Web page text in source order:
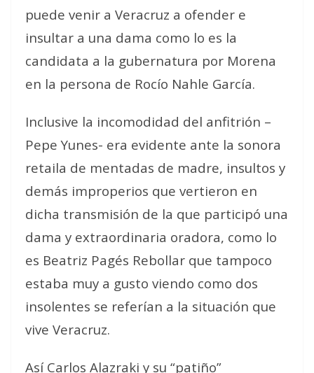
puede venir a Veracruz a ofender e
insultar a una dama como lo es la
candidata a la gubernatura por Morena
en la persona de Rocío Nahle García.
Inclusive la incomodidad del anfitrión –
Pepe Yunes- era evidente ante la sonora
retaila de mentadas de madre, insultos y
demás improperios que vertieron en
dicha transmisión de la que participó una
dama y extraordinaria oradora, como lo
es Beatriz Pagés Rebollar que tampoco
estaba muy a gusto viendo como dos
insolentes se referían a la situación que
vive Veracruz.
Así Carlos Alazraki y su “patiño”